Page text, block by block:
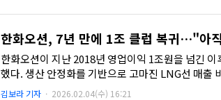
한화오션, 7년 만에 1조 클럽 복귀…"아
한화오션이 지난 2018년 영업이익 1조원을 넘긴
했다. 생산 안정화를 기반으로 고마진 LNG선 매출
을 견인했다. ...
김보라 기자 · 2026.02.04(수) 16:21